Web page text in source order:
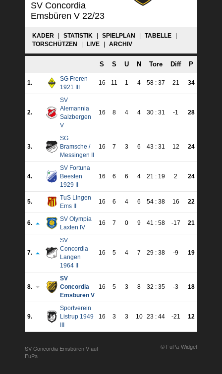
SV Concordia
Emsbüren V 22/23
KADER STATISTIK SPIELPLAN TABELLE
TORSCHÜTZEN
LIVE ARCHIV
S S U N Tore Diff P
1.
SG Freren
1921 III
16 11 1 4 58 : 37 21 34
2.
SV
Alemannia
Salzbergen
V
16 8 4 4 30 : 31 -1 28
3.
SG
Bramsche /
Messingen II
16 7 3 6 43 : 31 12 24
4.
SV Fortuna
Beesten
1929 II
16 6 6 4 21 : 19 2 24
5.
TuS Lingen
Ems II
16 6 4 6 54 : 38 16 22
6.
SV Olympia
Laxten IV
16 7 0 9 41 : 58 -17 21
7.
SV
Concordia
Langen
1964 II
16 5 4 7 29 : 38 -9 19
8.
SV
Concordia
Emsbüren V
16 5 3 8 32 : 35 -3 18
9.
Sportverein
Listrup 1949
16 3 3 10 23 : 44 -21 12
© FuPa-Widget
SV Concordia Emsbüren V auf
FuPa